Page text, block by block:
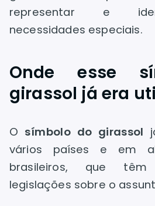
representar e
necessidades especiais.
Onde esse
girassol já era
O símbolo do girassol
vários países e em
brasileiros, que
legislações sobre o